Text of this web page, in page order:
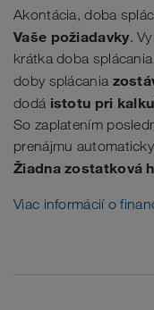
Akontácia, doba
Vaše požiadavky.
krátka doba
doby splácania
dodá istotu pri
So zaplatením
prenájmu
Žiadna zostatková
Viac informácií o